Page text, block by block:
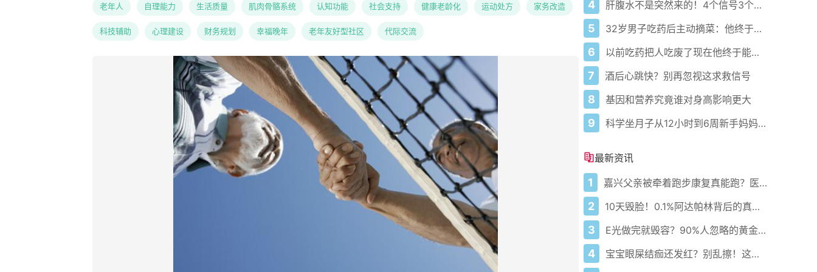
老年人 自理能力 生活质量 肌肉骨骼系统 认知功能 社会支持 健康老龄化 运动处方 家务改造
科技辅助 心理建设 财务规划 幸福晚年 老年友好型社区 代际交流
4 肝腹水不是突然来的！4个信号3个管理要点别等肚子鼓起来
5 32岁男子吃药后主动摘菜：他终于活过来了？
6 以前吃药把人吃废了现在他终于能好起来了
7 酒后心跳快？别再忽视这求救信号
8 基因和营养究竟谁对身高影响更大
9 科学坐月子从12小时到6周新手妈妈必藏护理攻略
最新资讯
1 嘉兴父亲被牵着跑步康复真能跑？医生悄悄说这5步错一步就白练
2 10天毁脸！0.1%阿达帕林背后的真相你敢看吗？
3 E光做完就毁容？90%人忽略的黄金7天护理真相！
4 宝宝眼屎结痂还发红？别乱擦！这病正在偷偷堵住泪道